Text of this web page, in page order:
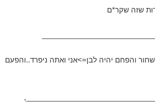
שזה שקר*ם
שחור והפחם יהיה לבן=>אני ואתה ניפרד..והפעם